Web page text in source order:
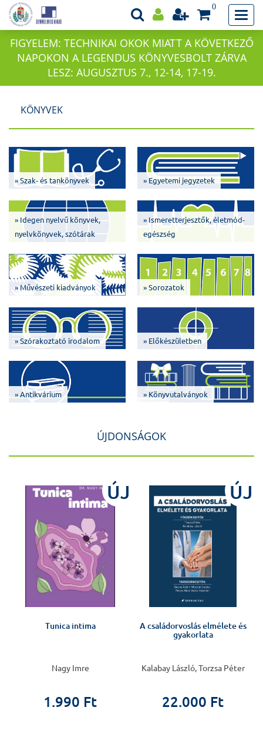
0
FIGYELEM: TECHNIKAI OKOK MIATT A KÖVETKEZŐ
NAPOKON A LEGENDUS KÖNYVESBOLT ZÁRVA
LESZ: AUGUSZTUS 7., 12-14, 17-19.
KÖNYVEK
» Szak- és tankönyvek » Egyetemi jegyzetek
» Idegen nyelvű könyvek,
nyelvkönyvek, szótárak
» Ismeretterjesztők, életmód-
egészség
» Művészeti kiadványok » Sorozatok
» Szórakoztató irodalom » Előkészületben
» Antikvárium » Könyvutalványok
ÚJDONSÁGOK
ÚJ
Tunica intima
Nagy Imre
1.990 Ft
ÚJ
A családorvoslás elmélete és
gyakorlata
Kalabay László, Torzsa Péter
22.000 Ft